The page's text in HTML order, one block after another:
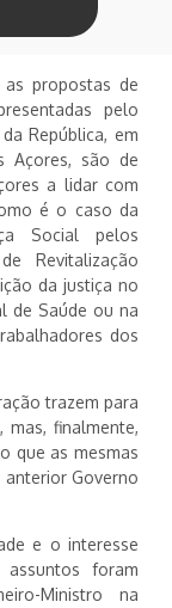
propostas de
pelo
República, em
Açores, são de
a lidar com
é o caso da
Social pelos
Revitalização
da justiça no
de Saúde ou na
dos
trazem para
finalmente,
que as mesmas
anterior Governo
e o interesse
foram
Ministro na